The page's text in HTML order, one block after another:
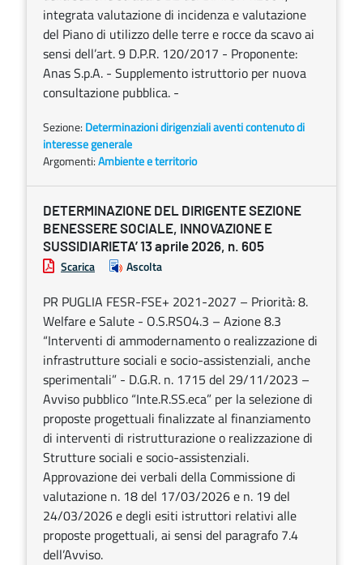
integrata valutazione di incidenza e valutazione
del Piano di utilizzo delle terre e rocce da scavo ai
sensi dell’art. 9 D.P.R. 120/2017 - Proponente:
Anas S.p.A. - Supplemento istruttorio per nuova
consultazione pubblica. -
Sezione: Determinazioni dirigenziali aventi contenuto di
interesse generale
Argomenti:Ambiente e territorio
DETERMINAZIONE DEL DIRIGENTE SEZIONE
BENESSERE SOCIALE, INNOVAZIONE E
SUSSIDIARIETA’ 13 aprile 2026, n. 605
Scarica Ascolta
PR PUGLIA FESR-FSE+ 2021-2027 – Priorità: 8.
Welfare e Salute - O.S.RSO4.3 – Azione 8.3
“Interventi di ammodernamento o realizzazione di
infrastrutture sociali e socio-assistenziali, anche
sperimentali” - D.G.R. n. 1715 del 29/11/2023 –
Avviso pubblico “Inte.R.SS.eca” per la selezione di
proposte progettuali finalizzate al finanziamento
di interventi di ristrutturazione o realizzazione di
Strutture sociali e socio-assistenziali.
Approvazione dei verbali della Commissione di
valutazione n. 18 del 17/03/2026 e n. 19 del
24/03/2026 e degli esiti istruttori relativi alle
proposte progettuali, ai sensi del paragrafo 7.4
dell’Avviso.